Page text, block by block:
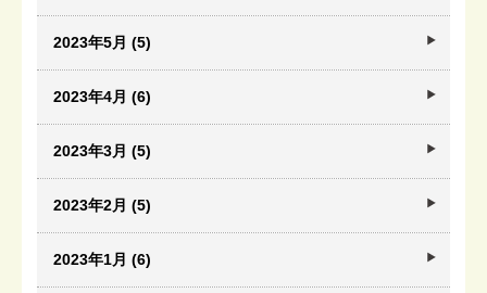
2023年5月 (5)
2023年4月 (6)
2023年3月 (5)
2023年2月 (5)
2023年1月 (6)